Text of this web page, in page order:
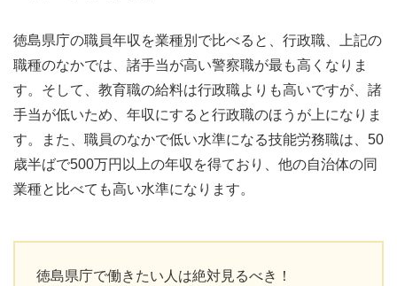
徳島県庁の職員年収を業種別で比べると、行政職、上記の
職種のなかでは、諸手当が高い警察職が最も高くなりま
す。そして、教育職の給料は行政職よりも高いですが、諸
手当が低いため、年収にすると行政職のほうが上になりま
す。また、職員のなかで低い水準になる技能労務職は、50
歳半ばで500万円以上の年収を得ており、他の自治体の同
業種と比べても高い水準になります。
徳島県庁で働きたい人は絶対見るべき！